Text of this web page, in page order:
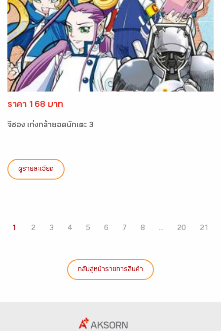
ราคา 168 บาท
จีซอง เก่งกล้ายอดนักเตะ 3
ดูรายละเอียด
1 2 3 4 5 6 7 8 ... 20 21
กลับสู่หน้ารายการสินค้า